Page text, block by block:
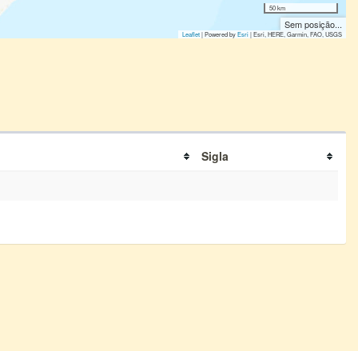
50 km
Sem posição...
Leaflet| Powered byEsri|Esri, HERE, Garmin, FAO, USGS
Sigla